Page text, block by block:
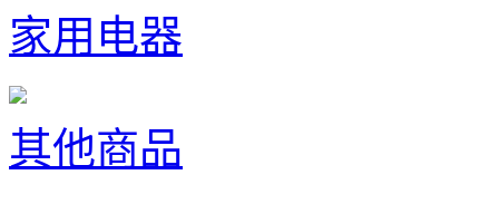
家用电器
其他商品